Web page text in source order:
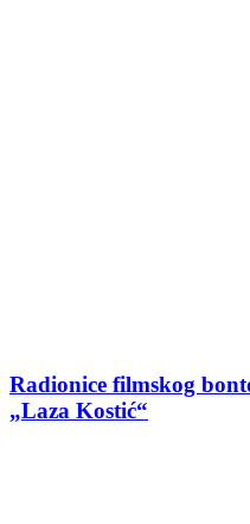
Radionice filmskog
„Laza Kostić“